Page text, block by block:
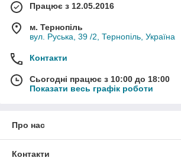
Працює з 12.05.2016
м. Тернопіль
вул. Руська, 39 /2, Тернопіль, Україна
Контакти
Сьогодні працює з 10:00 до 18:00
Показати весь графік роботи
Про нас
Контакти